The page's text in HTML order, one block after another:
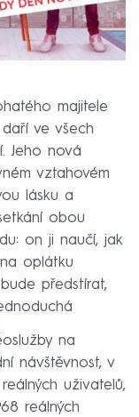
majitele
ve všech
Jeho nová
vztahovém
lásku a
obou
on ji naučí, jak
oplátku
předstírat,
na
návštěvnost, v
uživatelů,
reálných